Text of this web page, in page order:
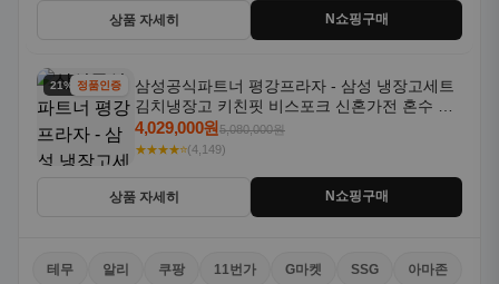
상품 자세히 N쇼핑구매
21% 할인정품인증
삼성공식파트너 평강프라자 - 삼성 냉장고세트
김치냉장고 키친핏 비스포크 신혼가전 혼수 입
주가전 빌트인 화이트
4,029,000원5,080,000원
★★★★⭐(4,149)
상품 자세히 N쇼핑구매
테무 알리 쿠팡 11번가 G마켓 SSG 아마존